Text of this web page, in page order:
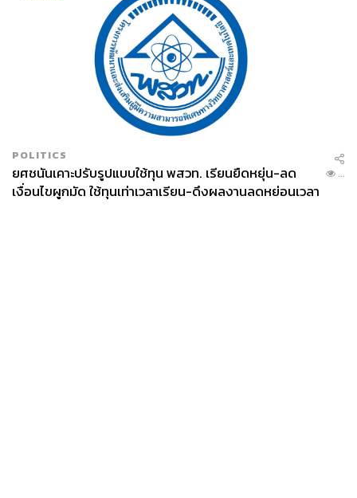
POLITICS
ยศชนันเคาะปรับรูปแบบใช้ทุน พสวท. เรียนยืดหยุ่น-ลด
เงื่อนไขผูกมัด ใช้ทุนเท่าเวลาเรียน-ดึงผลงานลดหย่อนเวลา
...